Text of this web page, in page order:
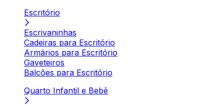
Escritório
Escrivaninhas
Cadeiras para Escritório
Armários para Escritório
Gaveteiros
Balcões para Escritório
Quarto Infantil e Bebê